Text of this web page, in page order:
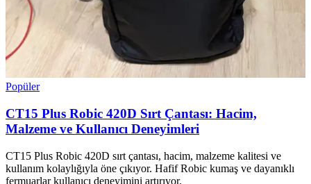
Popüler
CT15 Plus Robic 420D Sırt Çantası: Hacim,
Malzeme ve Kullanıcı Deneyimleri
CT15 Plus Robic 420D sırt çantası, hacim, malzeme kalitesi ve
kullanım kolaylığıyla öne çıkıyor. Hafif Robic kumaş ve dayanıklı
fermuarlar kullanıcı deneyimini artırıyor.